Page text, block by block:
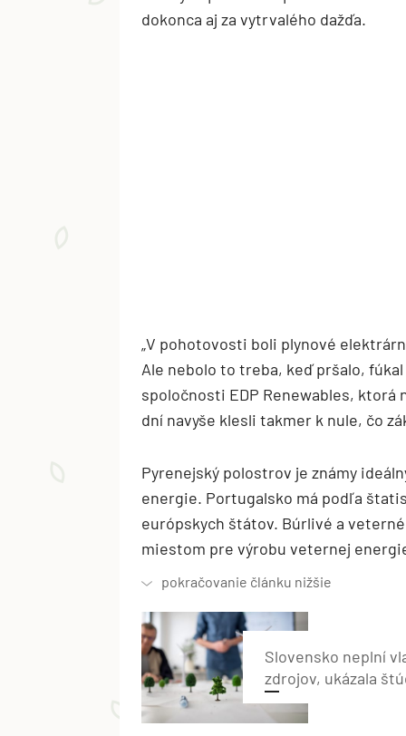
dokonca aj za vytrvalého dažďa.
„V pohotovosti boli plynové
Ale nebolo to treba, keď pršalo,
spoločnosti EDP Renewables,
dní navyše klesli takmer k nule, čo
Pyrenejský polostrov je známy
energie. Portugalsko má podľa
európskych štátov. Búrlivé a
miestom pre výrobu veternej
Slovensko neplní
zdrojov, ukázala